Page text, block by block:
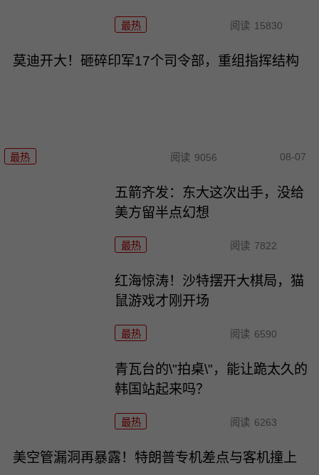
最热 阅读 15830
莫迪开大！砸碎印军17个司令部，重组指挥结构
最热 阅读 9056 08-07
五箭齐发：东大这次出手，没给
美方留半点幻想
最热 阅读 7822
红海惊涛！沙特摆开大棋局，猫
鼠游戏才刚开场
最热 阅读 6590
青瓦台的\"拍桌\"，能让跪太久的
韩国站起来吗？
最热 阅读 6263
美空管漏洞再暴露！特朗普专机差点与客机撞上